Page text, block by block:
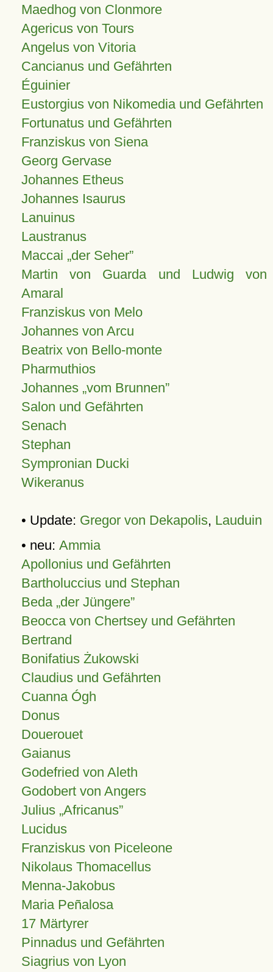
Maedhog von Clonmore
Agericus von Tours
Angelus von Vitoria
Cancianus und Gefährten
Éguinier
Eustorgius von Nikomedia und Gefährten
Fortunatus und Gefährten
Franziskus von Siena
Georg Gervase
Johannes Etheus
Johannes Isaurus
Lanuinus
Laustranus
Maccai „der Seher”
Martin von Guarda und Ludwig von
Amaral
Franziskus von Melo
Johannes von Arcu
Beatrix von Bello-monte
Pharmuthios
Johannes vom Brunnen
Salon und Gefährten
Senach
Stephan
Sympronian Ducki
Wikeranus
• Update: Gregor von Dekapolis, Lauduin
• neu: Ammia
Apollonius und Gefährten
Bartholuccius und Stephan
Beda „der Jüngere”
Beocca von Chertsey und Gefährten
Bertrand
Bonifatius Żukowski
Claudius und Gefährten
Cuanna Ógh
Donus
Douerouet
Gaianus
Godefried von Aleth
Godobert von Angers
Julius Africanus
Lucidus
Franziskus von Piceleone
Nikolaus Thomacellus
Menna-Jakobus
Maria Peñalosa
17 Märtyrer
Pinnadus und Gefährten
Siagrius von Lyon